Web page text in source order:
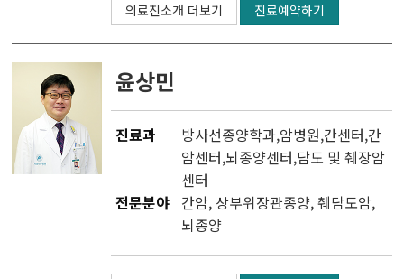
의료진소개 더보기 진료예약하기
윤상민
진료과 방사선종양학과,암병원,간센터,간
암센터,뇌종양센터,담도 및 췌장암
센터
전문분야 간암, 상부위장관종양, 췌담도암,
뇌종양